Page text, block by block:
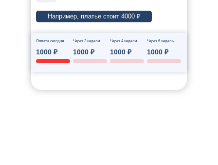
Например, платье стоит 4000 ₽
Оплата сегодня Через 2 недели Через 4 недели Через 6 недель
1000 ₽ 1000 ₽ 1000 ₽ 1000 ₽